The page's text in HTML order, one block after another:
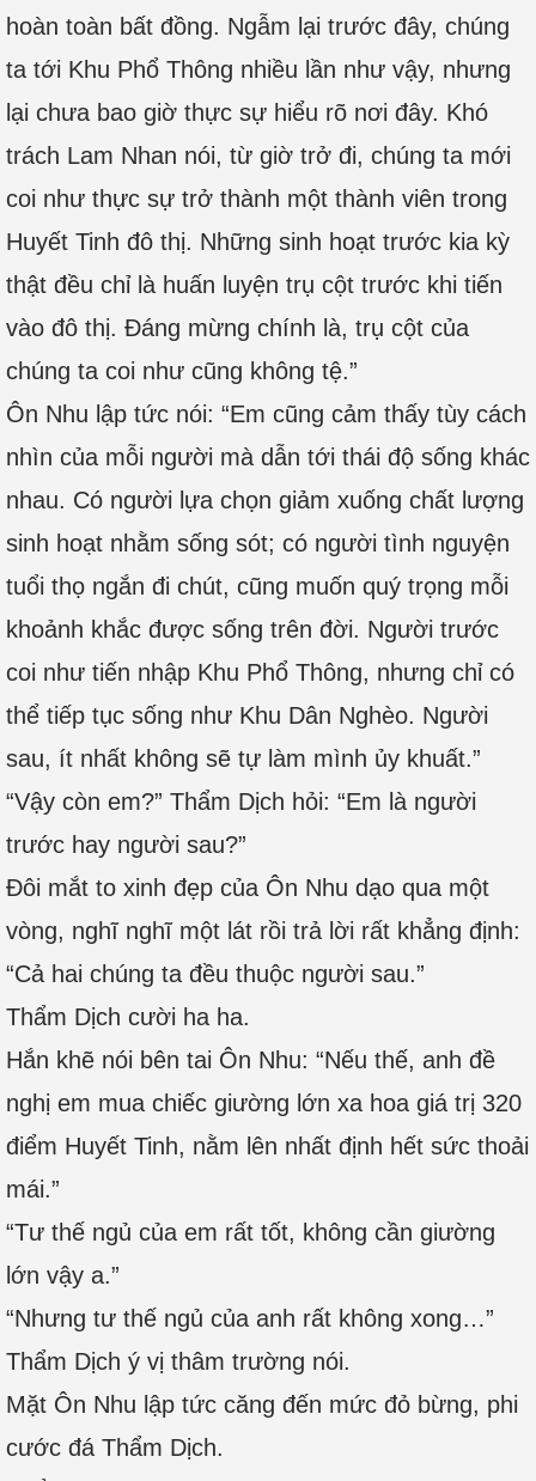
hoàn toàn bất đồng. Ngẫm lại trước đây, chúng
ta tới Khu Phổ Thông nhiều lần như vậy, nhưng
lại chưa bao giờ thực sự hiểu rõ nơi đây. Khó
trách Lam Nhan nói, từ giờ trở đi, chúng ta mới
coi như thực sự trở thành một thành viên trong
Huyết Tinh đô thị. Những sinh hoạt trước kia kỳ
thật đều chỉ là huấn luyện trụ cột trước khi tiến
vào đô thị. Đáng mừng chính là, trụ cột của
chúng ta coi như cũng không tệ.”
Ôn Nhu lập tức nói: “Em cũng cảm thấy tùy cách
nhìn của mỗi người mà dẫn tới thái độ sống khác
nhau. Có người lựa chọn giảm xuống chất lượng
sinh hoạt nhằm sống sót; có người tình nguyện
tuổi thọ ngắn đi chút, cũng muốn quý trọng mỗi
khoảnh khắc được sống trên đời. Người trước
coi như tiến nhập Khu Phổ Thông, nhưng chỉ có
thể tiếp tục sống như Khu Dân Nghèo. Người
sau, ít nhất không sẽ tự làm mình ủy khuất.”
“Vậy còn em?” Thẩm Dịch hỏi: “Em là người
trước hay người sau?”
Đôi mắt to xinh đẹp của Ôn Nhu dạo qua một
vòng, nghĩ nghĩ một lát rồi trả lời rất khẳng định:
“Cả hai chúng ta đều thuộc người sau.”
Thẩm Dịch cười ha ha.
Hắn khẽ nói bên tai Ôn Nhu: “Nếu thế, anh đề
nghị em mua chiếc giường lớn xa hoa giá trị 320
điểm Huyết Tinh, nằm lên nhất định hết sức thoải
mái.”
“Tư thế ngủ của em rất tốt, không cần giường
lớn vậy a.”
“Nhưng tư thế ngủ của anh rất không xong…”
Thẩm Dịch ý vị thâm trường nói.
Mặt Ôn Nhu lập tức căng đến mức đỏ bừng, phi
cước đá Thẩm Dịch.